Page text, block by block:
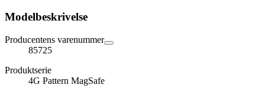
Modelbeskrivelse
Producentens varenummer
85725
Produktserie
4G Pattern MagSafe